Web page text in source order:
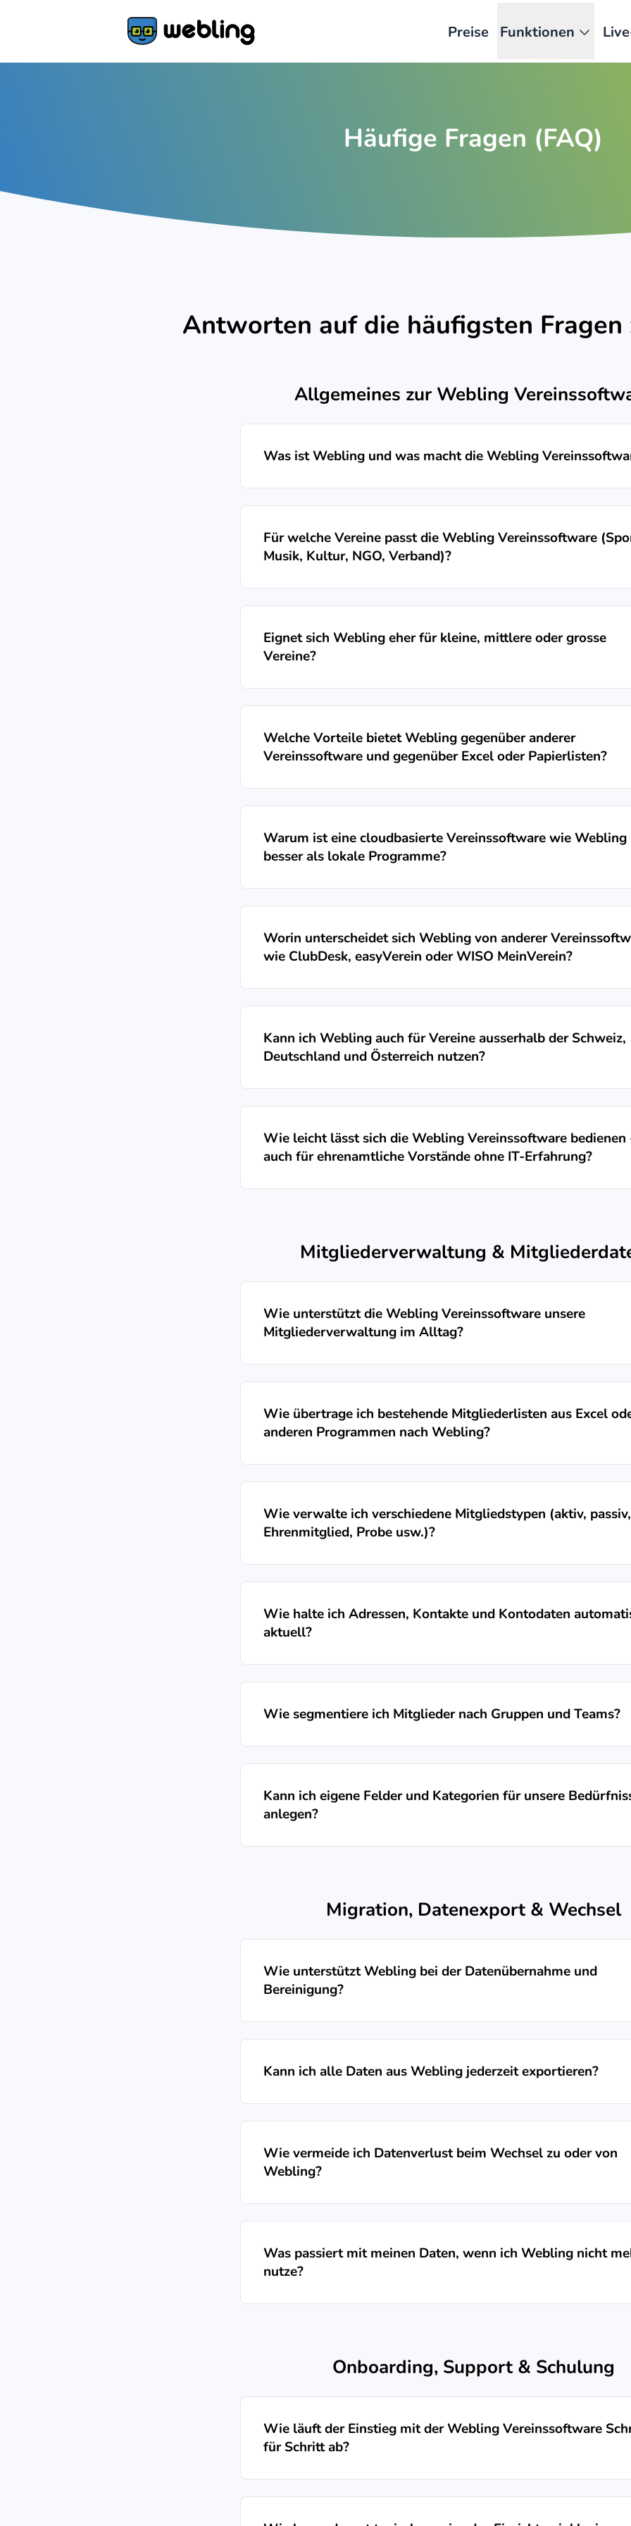
Preise Funktionen
Häufige Fragen (FAQ)
Antworten auf die häufigsten
Allgemeines zur Webling
Was ist Webling und was macht die Webling
Für welche Vereine passt die Webling Vereinssoftware
Musik, Kultur, NGO, Verband)?
Eignet sich Webling eher für kleine, mittlere oder grosse
Vereine?
Welche Vorteile bietet Webling gegenüber anderer
Vereinssoftware und gegenüber Excel oder Papierlisten?
Warum ist eine cloudbasierte Vereinssoftware wie Webling
besser als lokale Programme?
Worin unterscheidet sich Webling von anderer
wie ClubDesk, easyVerein oder WISO MeinVerein?
Kann ich Webling auch für Vereine ausserhalb der Schweiz,
Deutschland und Österreich nutzen?
Wie leicht lässt sich die Webling Vereinssoftware bedienen
auch für ehrenamtliche Vorstände ohne IT-Erfahrung?
Mitgliederverwaltung &
Wie unterstützt die Webling Vereinssoftware unsere
Mitgliederverwaltung im Alltag?
Wie übertrage ich bestehende Mitgliederlisten aus Excel
anderen Programmen nach Webling?
Wie verwalte ich verschiedene Mitgliedstypen (aktiv, passiv,
Ehrenmitglied, Probe usw.)?
Wie halte ich Adressen, Kontakte und Kontodaten
aktuell?
Wie segmentiere ich Mitglieder nach Gruppen und Teams?
Kann ich eigene Felder und Kategorien für unsere
anlegen?
Migration, Datenexport & Wechsel
Wie unterstützt Webling bei der Datenübernahme und
Bereinigung?
Kann ich alle Daten aus Webling jederzeit exportieren?
Wie vermeide ich Datenverlust beim Wechsel zu oder von
Webling?
Was passiert mit meinen Daten, wenn ich Webling nicht
nutze?
Onboarding, Support & Schulung
Wie läuft der Einstieg mit der Webling Vereinssoftware
für Schritt ab?